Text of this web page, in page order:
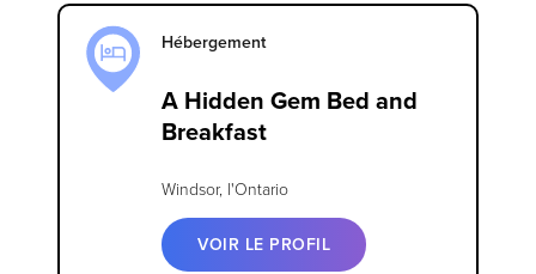
Hébergement
A Hidden Gem Bed and
Breakfast
Windsor, l'Ontario
VOIR LE PROFIL